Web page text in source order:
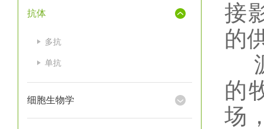
抗体
多抗
单抗
细胞生物学
接
的
的
场